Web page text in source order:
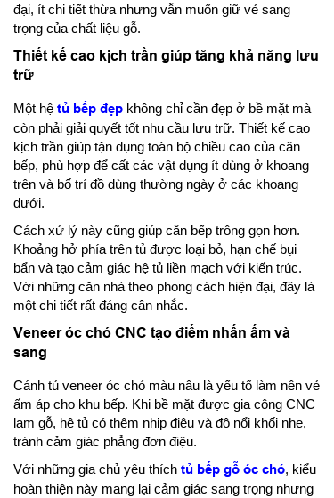
đại, ít chi tiết thừa nhưng vẫn muốn giữ vẻ sang
trọng của chất liệu gỗ.
Thiết kế cao kịch trần giúp tăng khả năng lưu
trữ
Một hệ tủ bếp đẹp không chỉ cần đẹp ở bề mặt mà
còn phải giải quyết tốt nhu cầu lưu trữ. Thiết kế cao
kịch trần giúp tận dụng toàn bộ chiều cao của căn
bếp, phù hợp để cất các vật dụng ít dùng ở khoang
trên và bố trí đồ dùng thường ngày ở các khoang
dưới.
Cách xử lý này cũng giúp căn bếp trông gọn hơn.
Khoảng hở phía trên tủ được loại bỏ, hạn chế bụi
bẩn và tạo cảm giác hệ tủ liền mạch với kiến trúc.
Với những căn nhà theo phong cách hiện đại, đây là
một chi tiết rất đáng cân nhắc.
Veneer óc chó CNC tạo điểm nhấn ấm và
sang
Cánh tủ veneer óc chó màu nâu là yếu tố làm nên vẻ
ấm áp cho khu bếp. Khi bề mặt được gia công CNC
lam gỗ, hệ tủ có thêm nhịp điệu và độ nổi khối nhẹ,
tránh cảm giác phẳng đơn điệu.
Với những gia chủ yêu thích tủ bếp gỗ óc chó, kiểu
hoàn thiện này mang lại cảm giác sang trọng nhưng